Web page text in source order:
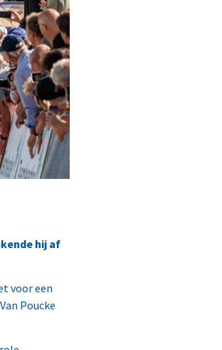
hij af
voor een
Poucke